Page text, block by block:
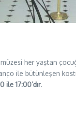
müzesi her yaştan
ile bütünleşen
ile 17:00’dır.